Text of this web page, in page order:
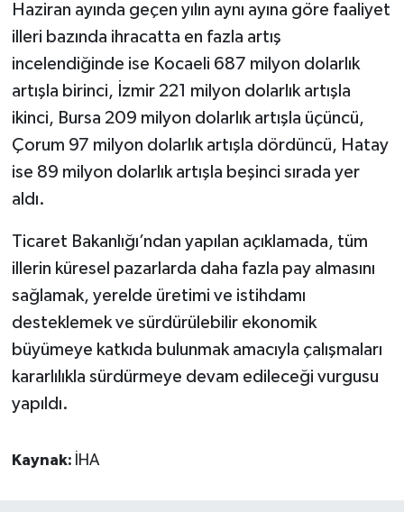
Haziran ayında geçen yılın aynı ayına göre faaliyet
illeri bazında ihracatta en fazla artış
incelendiğinde ise Kocaeli 687 milyon dolarlık
artışla birinci, İzmir 221 milyon dolarlık artışla
ikinci, Bursa 209 milyon dolarlık artışla üçüncü,
Çorum 97 milyon dolarlık artışla dördüncü, Hatay
ise 89 milyon dolarlık artışla beşinci sırada yer
aldı.
Ticaret Bakanlığı’ndan yapılan açıklamada, tüm
illerin küresel pazarlarda daha fazla pay almasını
sağlamak, yerelde üretimi ve istihdamı
desteklemek ve sürdürülebilir ekonomik
büyümeye katkıda bulunmak amacıyla çalışmaları
kararlılıkla sürdürmeye devam edileceği vurgusu
yapıldı.
Kaynak: İHA